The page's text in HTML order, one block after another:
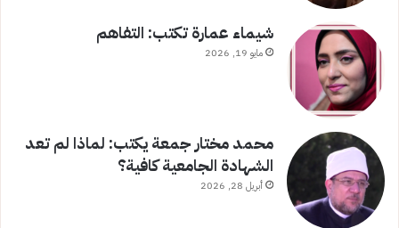
شيماء عمارة تكتب: التفاهم
مايو 19, 2026
محمد مختار جمعة يكتب: لماذا لم تعد
الشهادة الجامعية كافية؟
أبريل 28, 2026